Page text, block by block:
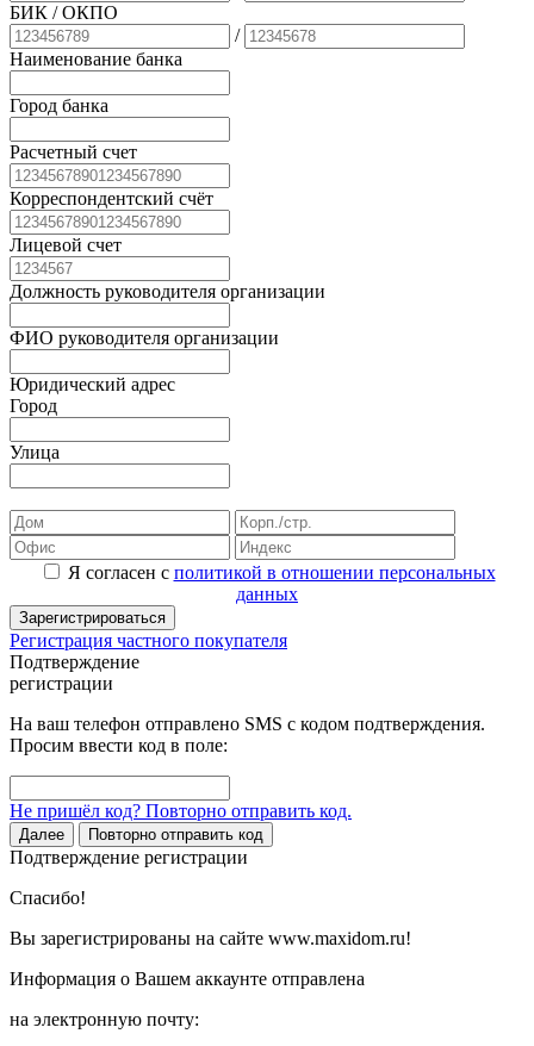
БИК / ОКПО
/
Наименование банка
Город банка
Расчетный счет
Корреспондентский счёт
Лицевой счет
Должность руководителя организации
ФИО руководителя организации
Юридический адрес
Город
Улица
Я согласен с политикой в отношении персональных
данных
Зарегистрироваться
Регистрация частного покупателя
Подтверждение
регистрации
На ваш телефон отправлено SMS с кодом подтверждения.
Просим ввести код в поле:
Не пришёл код? Повторно отправить код.
Далее Повторно отправить код
Подтверждение регистрации
Спасибо!
Вы зарегистрированы на сайте www.maxidom.ru!
Информация о Вашем аккаунте отправлена
на электронную почту: